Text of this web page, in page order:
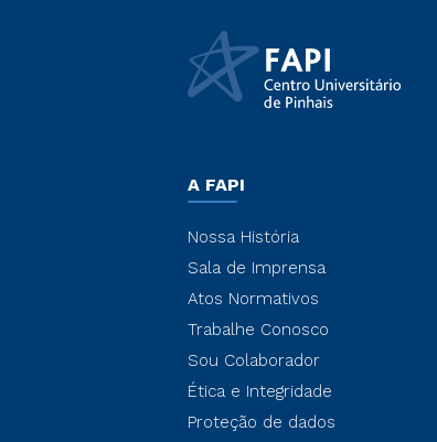
A FAPI
Nossa História
Sala de Imprensa
Atos Normativos
Trabalhe Conosco
Sou Colaborador
Ética e Integridade
Proteção de dados